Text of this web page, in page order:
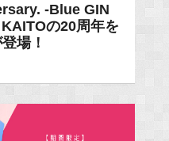
-Blue GIN
の20周年を
場！